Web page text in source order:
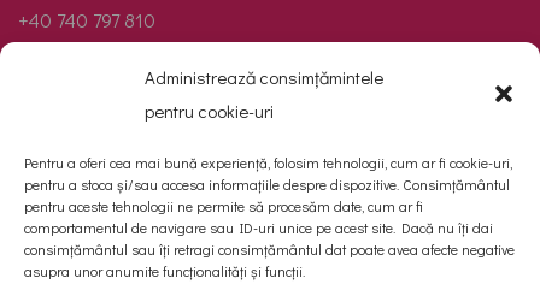
Administrează consimțămintele
pentru cookie-uri
Pentru a oferi cea mai bună experiență, folosim tehnologii, cum ar fi cookie-uri,
pentru a stoca și/sau accesa informațiile despre dispozitive. Consimțământul
pentru aceste tehnologii ne permite să procesăm date, cum ar fi
comportamentul de navigare sau ID-uri unice pe acest site. Dacă nu îți dai
consimțământul sau îți retragi consimțământul dat poate avea afecte negative
asupra unor anumite funcționalități și funcții.
+40 740 797 810
contact@cinevision.ro
Adresă
Str. Basmului nr. 2, Valea Lupului, județul Iași.